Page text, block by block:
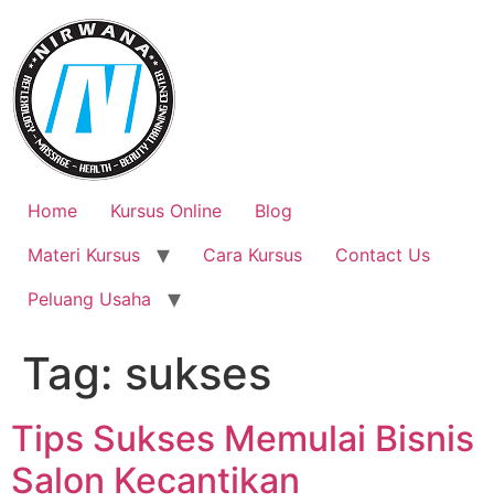
content
Home Kursus Online
Blog
Materi Kursus
Cara Kursus
Contact Us
Peluang Usaha
Tag: sukses
Tips Sukses Memulai Bisnis
Salon Kecantikan